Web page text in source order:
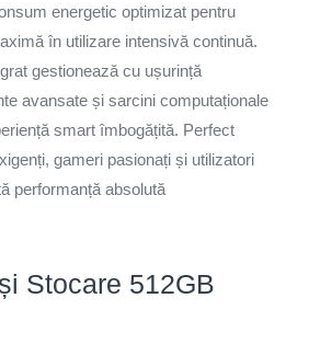
energetic optimizat pentru
în utilizare intensivă continuă.
gestionează cu ușurință
avansate și sarcini computaționale
smart îmbogățită. Perfect
gameri pasionați și utilizatori
performanță absolută
Stocare 512GB